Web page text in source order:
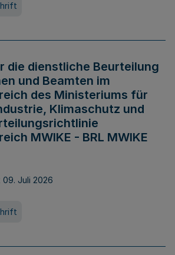
die dienstliche Beurteilung
und Beamten im
des Ministeriums für
Klimaschutz und
MWIKE - BRL MWIKE
09. Juli 2026